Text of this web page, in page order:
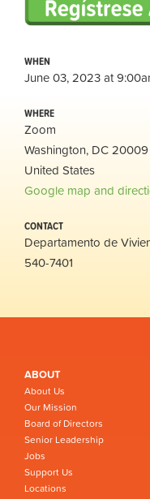
WHEN
June 03, 2023 at
WHERE
Zoom
Washington, DC 20009
United States
Google map and
CONTACT
Departamento de
540-7401
ABOUT
About Us
Our Mission
Board of Directors
Senior Leadership
Jobs
Support Us
Locations